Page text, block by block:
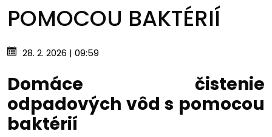
POMOCOU BAKTÉRIÍ
28. 2. 2026 | 09:59
Domáce čistenie
odpadových vôd s pomocou
baktérií